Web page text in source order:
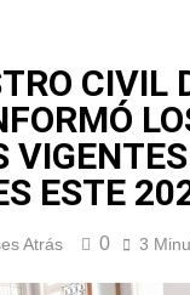
CIVIL
ESTE
Atrás 0 3